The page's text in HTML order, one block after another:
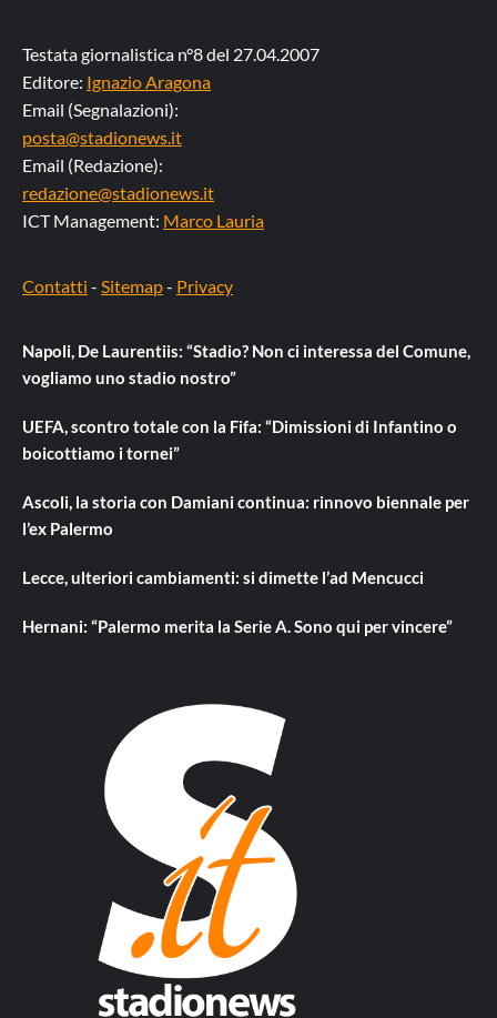
Testata giornalistica n°8 del 27.04.2007
Editore: Ignazio Aragona
Email (Segnalazioni):
posta@stadionews.it
Email (Redazione):
redazione@stadionews.it
ICT Management: Marco Lauria
Contatti - Sitemap- Privacy
Napoli, De Laurentiis: “Stadio? Non ci interessa del Comune,
vogliamo uno stadio nostro”
UEFA, scontro totale con la Fifa: “Dimissioni di Infantino o
boicottiamo i tornei”
Ascoli, la storia con Damiani continua: rinnovo biennale per
l’ex Palermo
Lecce, ulteriori cambiamenti: si dimette l’ad Mencucci
Hernani: “Palermo merita la Serie A. Sono qui per vincere”